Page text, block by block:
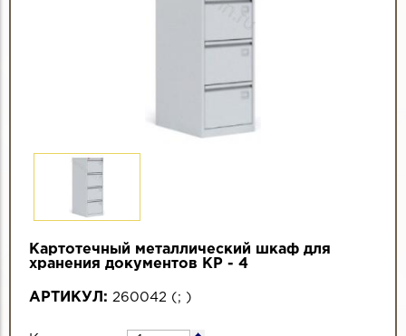
Картотечный металлический шкаф для
хранения документов КР - 4
АРТИКУЛ: 260042 ( ; )